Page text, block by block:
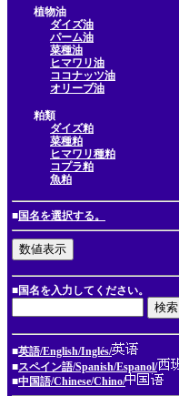
植物油
ダイズ油
パーム油
菜種油
ヒマワリ油
ココナッツ油
オリーブ油
粕類
ダイズ粕
菜種粕
ヒマワリ種粕
コプラ粕
魚粕
■国名を選択する。
■国名を入力してください。
■英語/English/Inglés/
■スペイン語/Spanish/Espanol/
■中国語/Chinese/Chino/